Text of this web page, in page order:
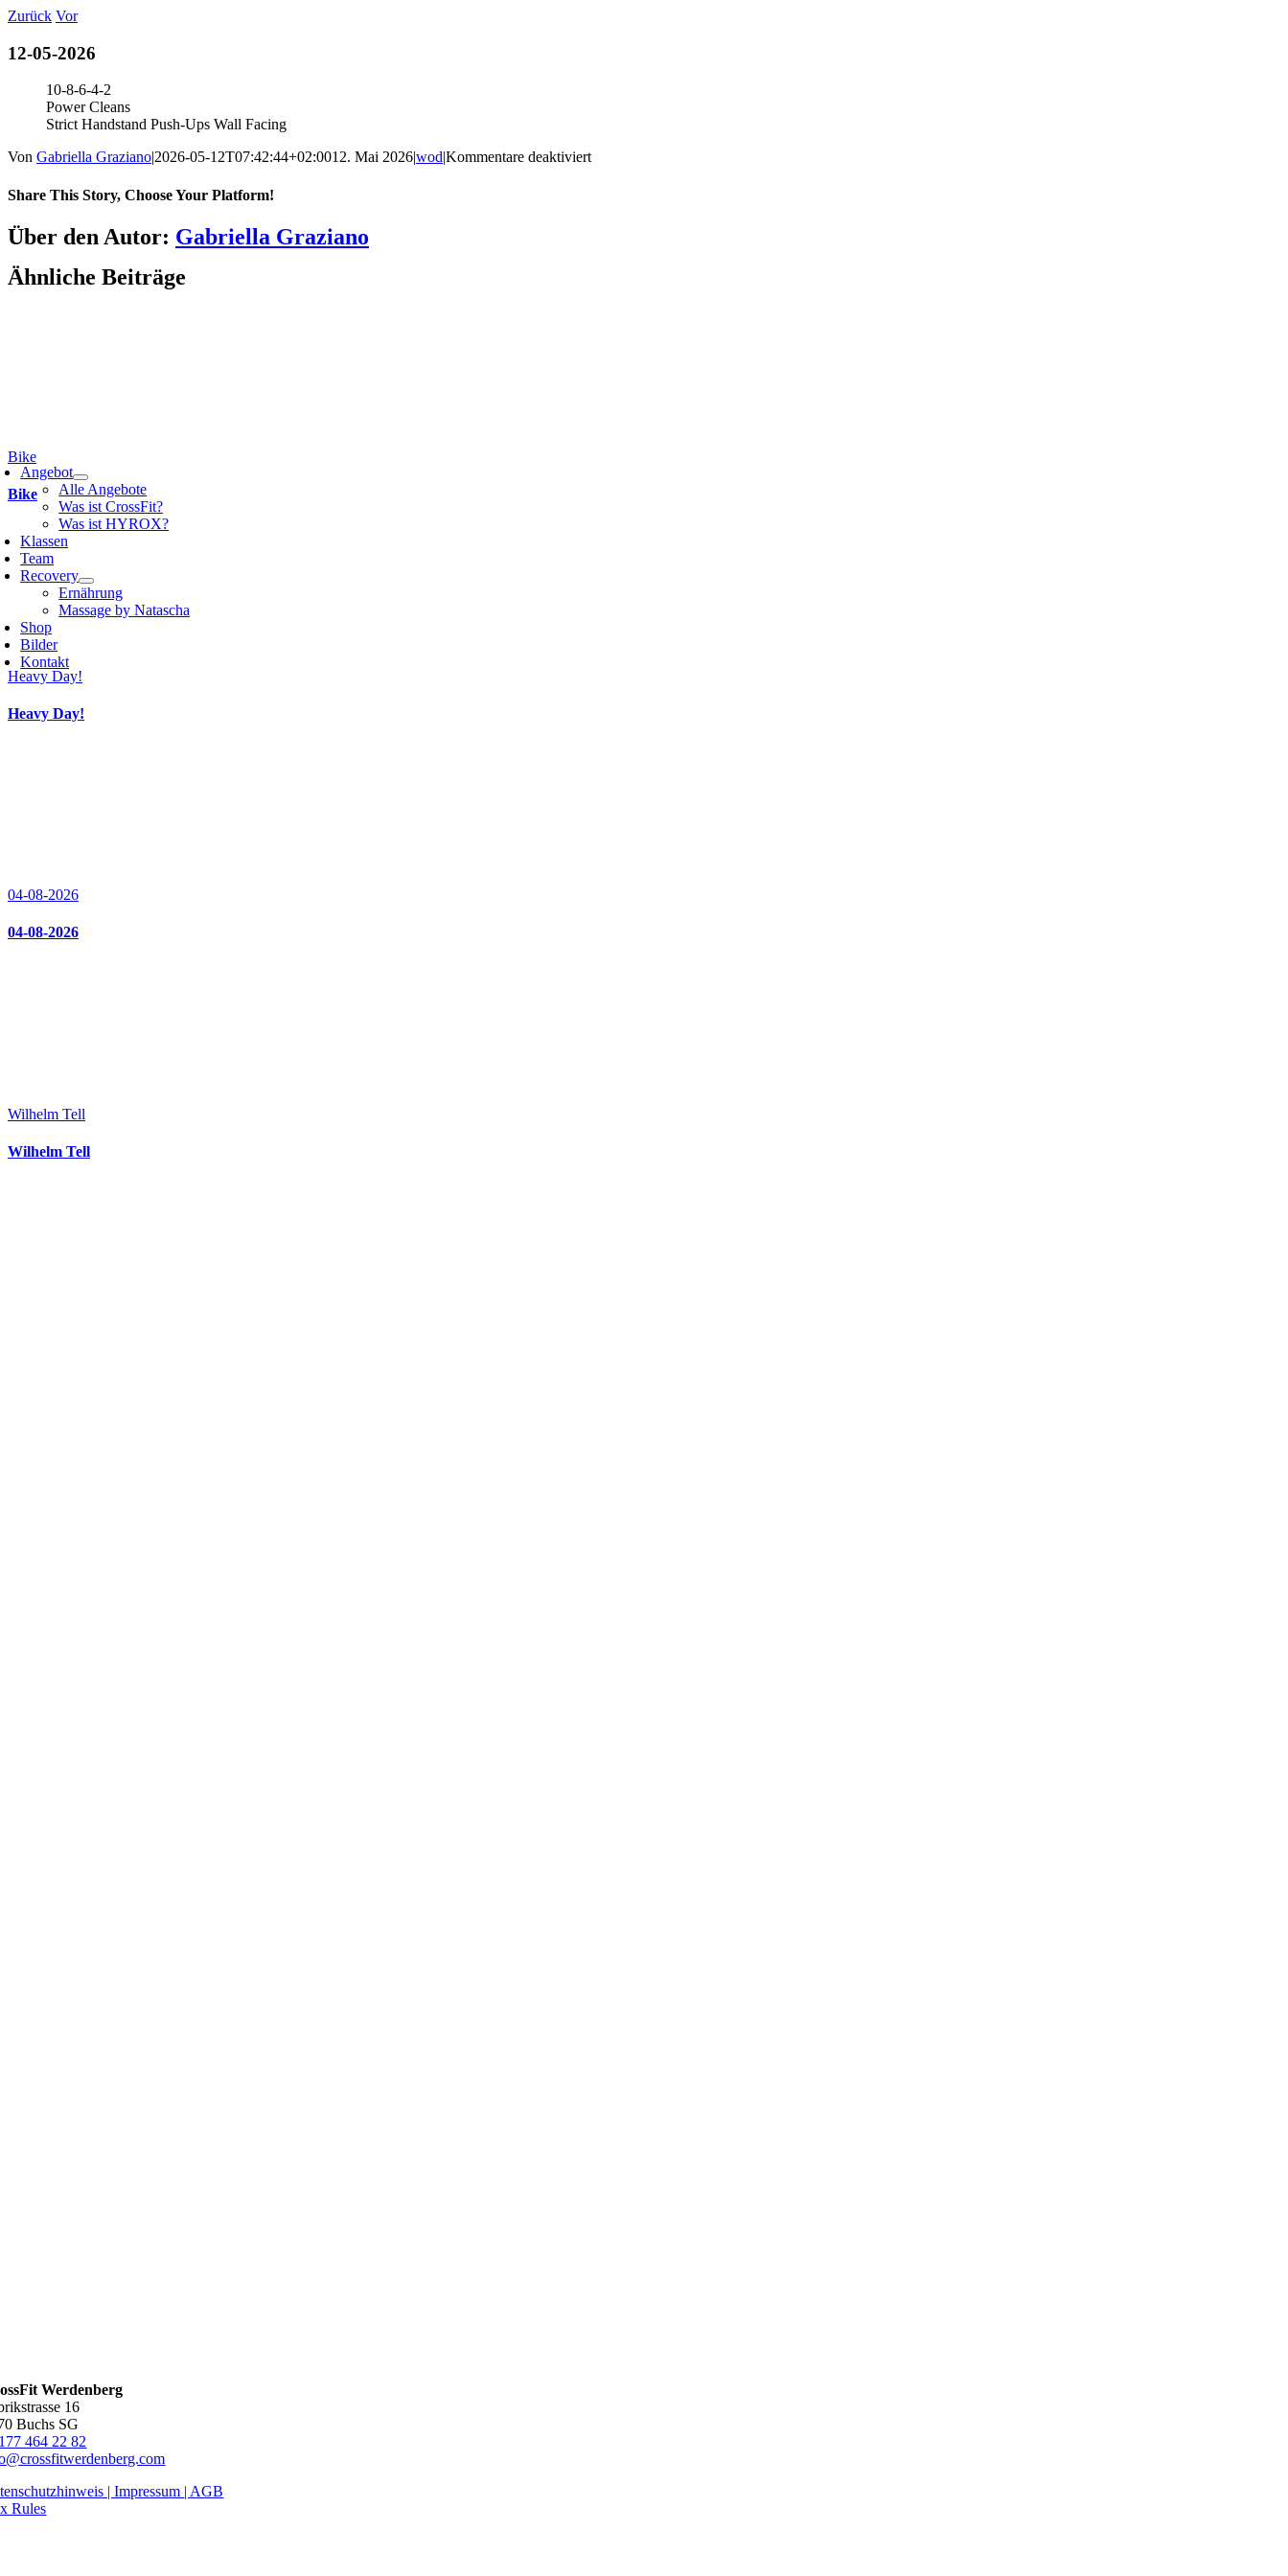
Zum
springen
Angebot
Alle Angebote
Was ist CrossFit?
Was ist HYROX?
Klassen
Team
Recovery
Ernährung
Massage by Natascha
Shop
Bilder
Kontakt
Zurück Vor
12-05-2026
10-8-6-4-2
Power Cleans
Strict Handstand Push-Ups Wall Facing
Von Gabriella Graziano|2026-05-12T07:42:44+02:0012. Mai 2026|wod|Kommentare deaktiviertfür
Share This Story, Choose Your Platform!
Facebook
LinkedIn
WhatsApp
Telegram
Tumblr
Pinterest
Vk
Xing
E-
Mail
Über den Autor: Gabriella Graziano
Ähnliche Beiträge
Bike
Bike
Heavy Day!
Heavy Day!
04-08-2026
04-08-2026
Wilhelm Tell
Wilhelm Tell
Werdenberg
16
Buchs SG
464 22 82
| Impressum | AGB
Rules